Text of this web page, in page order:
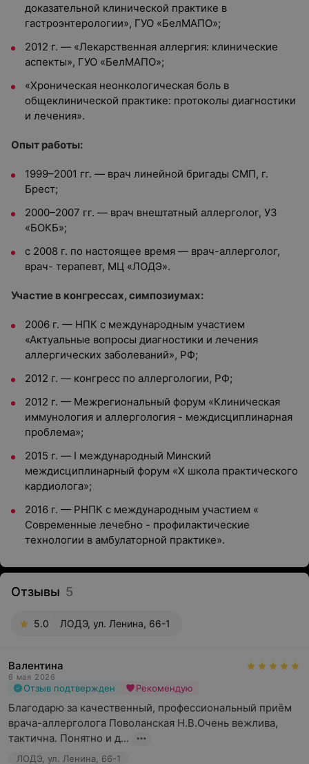
доказательной клинической практике в
гастроэнтерологии», ГУО «БелМАПО»;
2012 г. — «Лекарственная аллергия: клинические
аспекты», ГУО «БелМАПО»;
«Хроническая неонкологическая боль в
общеклинической практике: протоколы диагностики
и лечения».
Опыт работы:
1999–2001 гг. — врач линейной бригады СМП, г.
Брест;
2000–2007 гг. — врач внештатный аллерголог, УЗ
«БОКБ»;
с 2008 г. по настоящее время — врач-аллерголог,
врач- терапевт, МЦ «ЛОДЭ».
Участие в конгрессах, симпозиумах:
2006 г. — НПК с международным участием
«Актуальные вопросы диагностики и лечения
аллергических заболеваний», РФ;
2012 г. — конгресс по аллергологии, РФ;
2012 г. — Межрегиональный форум «Клиническая
иммунология и аллергология - междисциплинарная
проблема»;
2015 г. — I международный Минский
междисциплинарный форум «Х школа практического
кардиолога»;
2016 г. — РНПК с международным участием «
Современные лечебно - профилактические
технологии в амбулаторной практике».
Отзывы 5
5.0 ЛОДЭ, ул. Ленина, 66-1
Валентина
6 мая 2026
Отзыв подтвержден Рекомендую
Благодарю за качественный, профессиональный приём
врача-аллерголога Поволанская Н.В.Очень вежлива,
тактична. Понятно и д...
ЛОДЭ, ул. Ленина, 66-1